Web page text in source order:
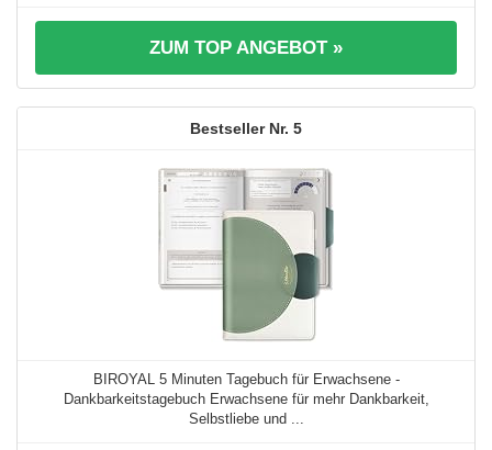
ZUM TOP ANGEBOT »
5
BIROYAL 5 Minuten Tagebuch für Erwachsene -
Dankbarkeitstagebuch Erwachsene für mehr Dankbarkeit,
Selbstliebe und ...